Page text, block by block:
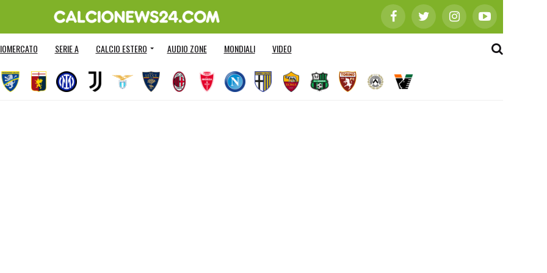
SERIE A CALCIO ESTERO AUDIO ZONE MONDIALI VIDEO